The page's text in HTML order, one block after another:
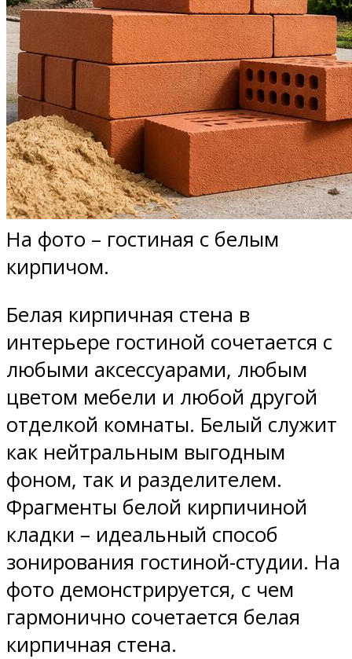
На фото – гостиная с белым
кирпичом.
Белая кирпичная стена в
интерьере гостиной сочетается с
любыми аксессуарами, любым
цветом мебели и любой другой
отделкой комнаты. Белый служит
как нейтральным выгодным
фоном, так и разделителем.
Фрагменты белой кирпичиной
кладки – идеальный способ
зонирования гостиной-студии. На
фото демонстрируется, с чем
гармонично сочетается белая
кирпичная стена.